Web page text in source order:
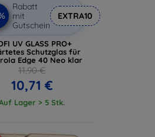
Rabatt
mit
Gutschein
EXTRA10
UV GLASS PRO+
Schutzglas für
Edge 40 Neo klar
11,90 €
10,71 €
Lager > 5 Stk.